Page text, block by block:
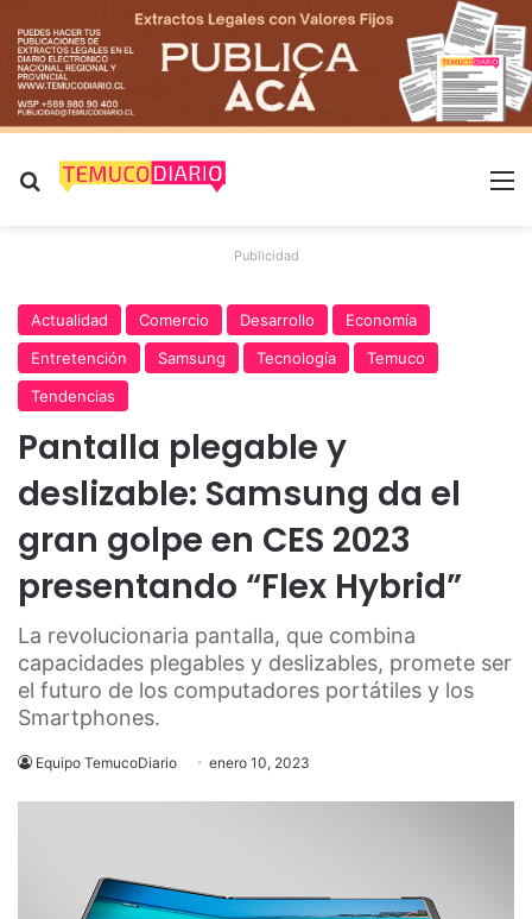
Buscar por
Publicidad
Actualidad Comercio Desarrollo
Economía
Entretención
Samsung Tecnología
Temuco
Tendencias
Pantalla plegable y
deslizable: Samsung da el
gran golpe en CES 2023
presentando “Flex Hybrid”
La revolucionaria pantalla, que combina
capacidades plegables y deslizables, promete ser
el futuro de los computadores portátiles y los
Smartphones.
Equipo TemucoDiario enero 10, 2023